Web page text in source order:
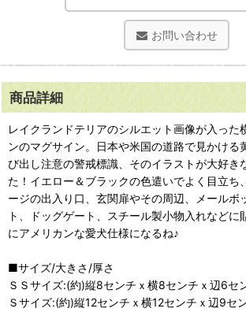
お問い合わせ
商品詳細
レイクランドテリアのシルエット画像が入った
ンのマグサイン。日本や米国の道路で見かける
び出し注意の警戒標識、そのイラストが大好き
た！イエロー＆ブラックの色遣いでよく目立ち
ージの出入り口、玄関扉やその周辺、メールボ
ト、ドッグゲート、スチール製小物入れなどに
にアメリカンな愛犬仕様になるね♪
■サイズ/大きさ/厚さ
ＳＳサイズ:(約)縦8センチｘ横8センチｘ辺6セ
Ｓサイズ:(約)縦12センチｘ横12センチｘ辺9セ